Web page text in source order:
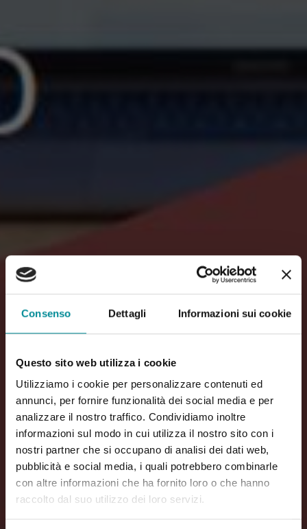
Consenso Dettagli Informazioni sui cookie
Questo sito web utilizza i cookie
Utilizziamo i cookie per personalizzare contenuti ed
annunci, per fornire funzionalità dei social media e per
analizzare il nostro traffico. Condividiamo inoltre
informazioni sul modo in cui utilizza il nostro sito con i
nostri partner che si occupano di analisi dei dati web,
pubblicità e social media, i quali potrebbero combinarle
con altre informazioni che ha fornito loro o che hanno
raccolto dal suo utilizzo dei loro servizi.